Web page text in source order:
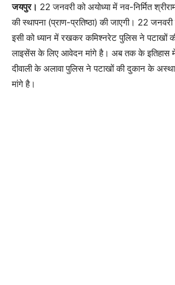
जयपुर। 22 जनवरी को अयोध्या में नव-निर्मित
की स्थापना (प्राण-प्रतिष्ठा) की जाएगी। 22 जनवरी
इसी को ध्यान में रखकर कमिश्नरेट पुलिस ने पटाखों
लाइसेंस के लिए आवेदन मांगे है। अब तक के इतिहास
दीवाली के अलावा पुलिस ने पटाखों की दुकान के
मांगे है।